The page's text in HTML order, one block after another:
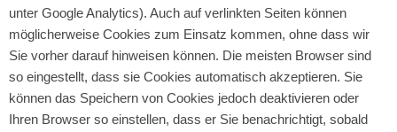
unter Google Analytics). Auch auf verlinkten Seiten können
möglicherweise Cookies zum Einsatz kommen, ohne dass wir
Sie vorher darauf hinweisen können. Die meisten Browser sind
so eingestellt, dass sie Cookies automatisch akzeptieren. Sie
können das Speichern von Cookies jedoch deaktivieren oder
Ihren Browser so einstellen, dass er Sie benachrichtigt, sobald